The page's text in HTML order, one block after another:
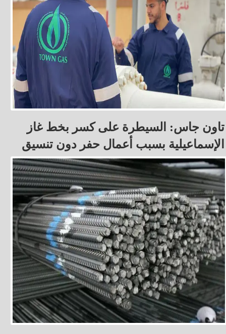
تاون جاس: السيطرة على كسر بخط غاز
الإسماعيلية بسبب أعمال حفر دون تنسيق